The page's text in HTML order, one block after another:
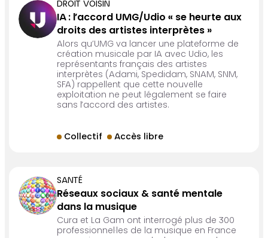
DROIT VOISIN
IA : l’accord UMG/Udio « se heurte aux
droits des artistes interprètes »
Alors qu’UMG va lancer une plateforme de
création musicale par IA avec Udio, les
représentants français des artistes
interprètes (Adami, Spedidam, SNAM, SNM,
SFA) rappellent que cette nouvelle
exploitation ne peut légalement se faire
sans l’accord des artistes.
Collectif Accès libre
SANTÉ
Réseaux sociaux & santé mentale
dans la musique
Cura et La Gam ont interrogé plus de 300
professionnel·les de la musique en France